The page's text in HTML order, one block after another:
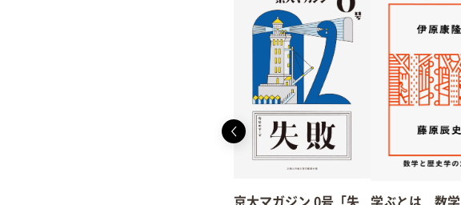
京大マガジン 0号「失 学ぶとは 数学